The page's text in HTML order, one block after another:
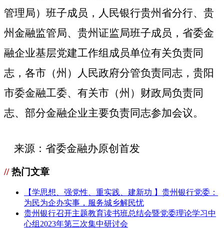
管理局）班子成员，人民银行贵州省分行、贵
州金融监管局、贵州证监局班子成员，省委金
融企业基层党建工作组成员单位有关负责同
志，各市（州）人民政府分管负责同志，贵阳
市委金融工委、有关市（州）财政局负责同
志、部分金融企业主要负责同志参加会议。
来源：省委金融办原创首发
//热门文章
【学思想、强党性、重实践、建新功 】贵州银行党委：
为民为企办实事，服务城乡解民忧
贵州银行召开主题教育读书班总结会暨党委理论学习中
心组2023年第三次集中研讨会